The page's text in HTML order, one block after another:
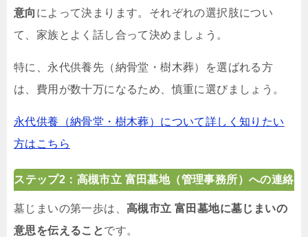
意向 によって決まります。それぞれの選択肢につい
て、家族とよく話し合って決めましょう。
特に、永代供養先（納骨堂・樹木葬）を選ばれる方
は、費用が数十万になるため、慎重に選びましょう。
永代供養（納骨堂・樹木葬）について詳しく知りたい
方はこちら
ステップ2：高槻市立 富田墓地（管理事務所）への連絡
墓じまいの第一歩は、 高槻市立 富田墓地に墓じまいの
意思を伝えることです。